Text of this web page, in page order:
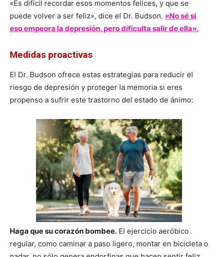
«Es difícil recordar esos momentos felices, y que se
puede volver a ser feliz», dice el Dr. Budson. «No sé si
eso empeora la depresión, pero dificulta salir de ella».
Medidas proactivas
El Dr. Budson ofrece estas estrategias para reducir el
riesgo de depresión y proteger la memoria si eres
propenso a sufrir este trastorno del estado de ánimo:
Haga que su corazón bombee. El ejercicio aeróbico
regular, como caminar a paso ligero, montar en bicicleta o